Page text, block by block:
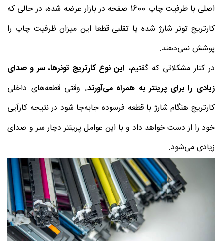
اصلی با ظرفیت چاپ 1600 صفحه در بازار عرضه شده، در حالی که
کارتریج تونر شارژ شده یا تقلبی قطعا این میزان ظرفیت چاپ را
پوشش نمی‌دهند.
در کنار مشکلاتی که گقتیم، این نوع کارتریج تونرها، سر و صدای
زیادی را برای پرینتر به همراه می‌آورند. وقتی قطعه‌های داخلی
کارتریج هنگام شارژ با قطعه فرسوده جابه‌جا شود در نتیجه کارآیی
خود را از دست خواهد داد و با این عوامل پرینتر دچار سر و صدای
زیادی می‌شود.